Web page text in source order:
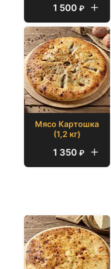
1 500 ₽
Мясо Картошка
(1,2 кг)
1 350 ₽